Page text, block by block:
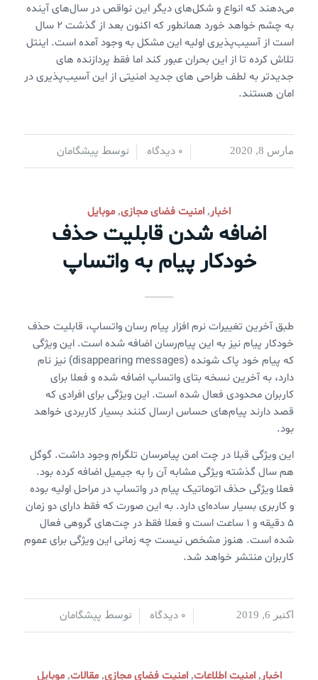
می‌دهند که انواع و شکل‌های دیگر این نواقص در سال‌های آینده
به چشم خواهد خورد همانطور که اکنون بعد از گذشت ۲ سال
است از آسیب‌پذیری اولیه این مشکل به وجود آمده است. اینتل
تلاش کرده تا از این بحران عبور کند اما فقط پردازنده های
جدیدتر به لطف طراحی های جدید امنیتی از این آسیب‌پذیری در
امان هستند.
مارس 8, 2020 / 0 دیدگاه
/ توسط پیشگامان
اخبار, امنیت فضای مجازی,موبایل
اضافه شدن قابلیت حذف
خودکار پیام به واتساپ
طبق آخرین تغییرات نرم افزار پیام رسان واتساپ، قابلیت حذف
خودکار پیام نیز به این پیام‌رسان اضافه شده است. این ویژگی
که پیام خود پاک شونده (disappearing messages) نیز نام
دارد،‌ به آخرین نسخه بتای واتساپ اضافه شده و فعلا برای
کاربران محدودی فعال شده است. این ویژگی برای افرادی که
قصد دارند پیام‌های حساس ارسال کنند بسیار کاربردی خواهد
بود.
این ویژگی قبلا در چت امن پیامرسان تلگرام وجود داشت. گوگل
هم سال گذشته ویژگی مشابه آن را به جیمیل اضافه کرده بود.
فعلا ویژگی حذف اتوماتیک پیام در واتساپ در مراحل اولیه بوده
و کاربری بسیار ساده‌ای دارد. به این صورت که فقط دارای دو زمان
۵ دقیقه و ۱ ساعت است و فعلا فقط در چت‌های گروهی فعال
شده است. هنوز مشخص نیست چه زمانی این ویژگی برای عموم
کاربران منتشر خواهد شد.
اکتبر 6, 2019 / 0 دیدگاه/ توسط پیشگامان
اخبار,امنیت اطلاعات,امنیت فضای مجازی,مقالات,موبایل